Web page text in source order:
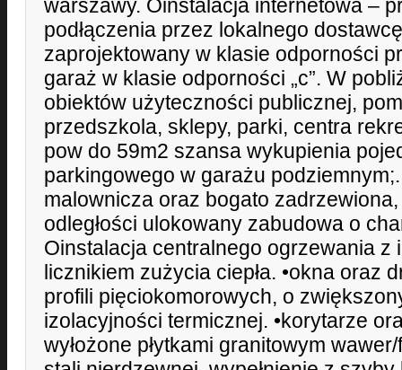
warszawy. Oinstalacja internetowa –
podłączenia przez lokalnego
zaprojektowany w klasie odporności
garaż w klasie odporności „c”. W
obiektów użyteczności publicznej,
przedszkola, sklepy, parki, centra
pow do 59m2 szansa wykupienia
parkingowego w garażu
malownicza oraz bogato
odległości ulokowany zabudowa o
Oinstalacja centralnego ogrzewania z
licznikiem zużycia ciepła. •okna oraz
profili pięciokomorowych, o
izolacyjności termicznej. •korytarze
wyłożone płytkami granitowym